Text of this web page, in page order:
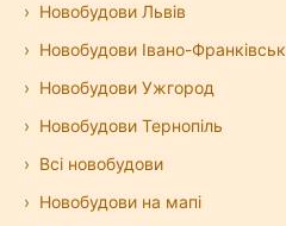
Новобудови Львів
Новобудови Івано-Франківськ
Новобудови Ужгород
Новобудови Тернопіль
Всі новобудови
Новобудови на мапі